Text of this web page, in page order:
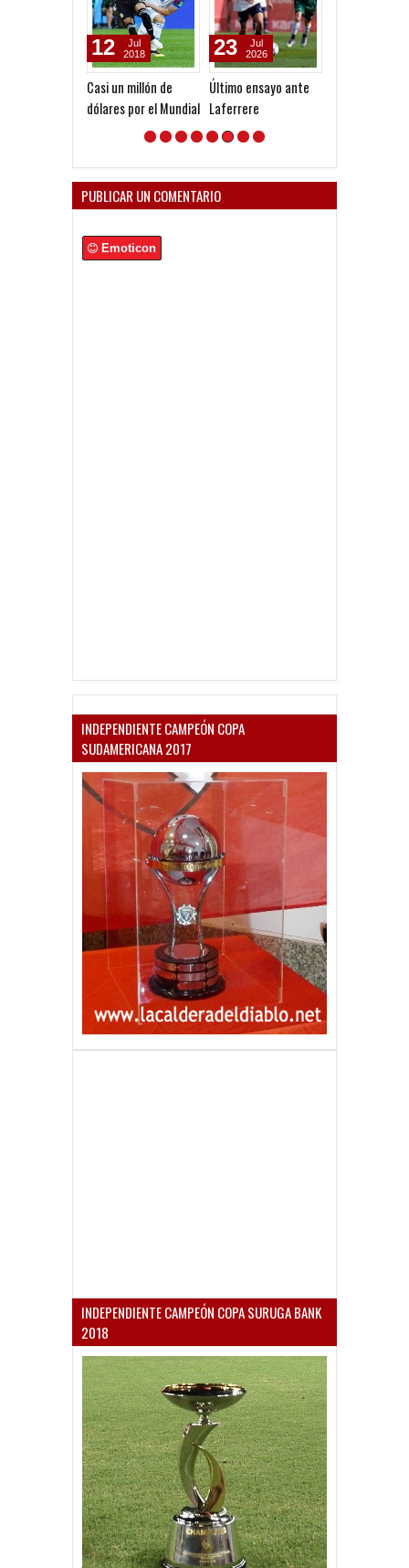
Casi un millón de
dólares por el Mundial
12
Jul
2018
Último ensayo ante
Laferrere
23
Jul
2026
PUBLICAR UN COMENTARIO
Emoticon
INDEPENDIENTE CAMPEÓN COPA
SUDAMERICANA 2017
INDEPENDIENTE CAMPEÓN COPA SURUGA BANK
2018